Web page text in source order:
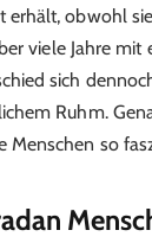
erhält, obwohl
viele Jahre
sich
Ruhm.
Menschen so